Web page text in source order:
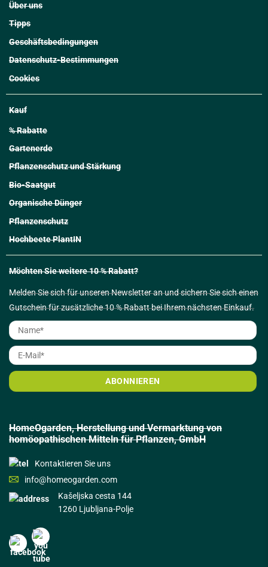
Über uns
Tipps
Geschäftsbedingungen
Datenschutz-Bestimmungen
Cookies
Kauf
% Rabatte
Gartenerde
Pflanzenschutz und Stärkung
Bio-Saatgut
Organische Dünger
Pflanzenschutz
Hochbeete PlantIN
Möchten Sie weitere 10 % Rabatt?
Melden Sie sich für unseren Newsletter an und sichern Sie sich einen
Gutschein für zusätzliche 10 % Rabatt bei Ihrem nächsten Einkauf.
HomeOgarden, Herstellung und Vermarktung von
homöopathischen Mitteln für Pflanzen, GmbH
Kontaktieren Sie uns
info@homeogarden.com
Kašeljska cesta 144
1260 Ljubljana-Polje